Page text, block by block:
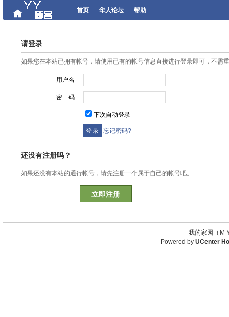
首页 华人论坛 帮助
请登录
如果您在本站已拥有帐号，请使用已有的帐号信息直接进行登录即可，不需
用户名
密 码
下次自动登录
忘记密码?
还没有注册吗？
如果还没有本站的通行帐号，请先注册一个属于自己的帐号吧。
立即注册
我的家园（
Powered by UCenter